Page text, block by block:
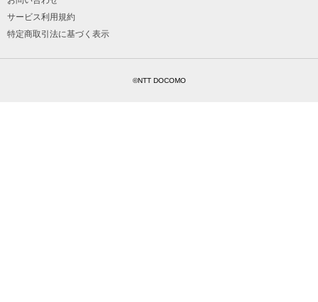
サービス利用規約
特定商取引法に基づく表示
©NTT DOCOMO